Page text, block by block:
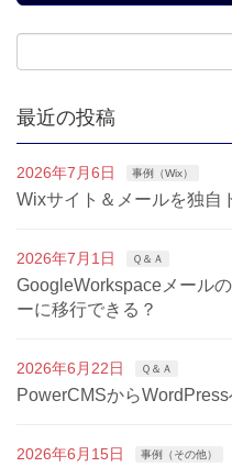
最近の投稿
2026年7月6日 事例（Wix）
Wixサイト＆メールを独自
2026年7月1日 Ｑ＆Ａ
GoogleWorkspaceメール
ーに移行できる？
2026年6月22日 Ｑ＆Ａ
PowerCMSから
2026年6月15日 事例（その他）